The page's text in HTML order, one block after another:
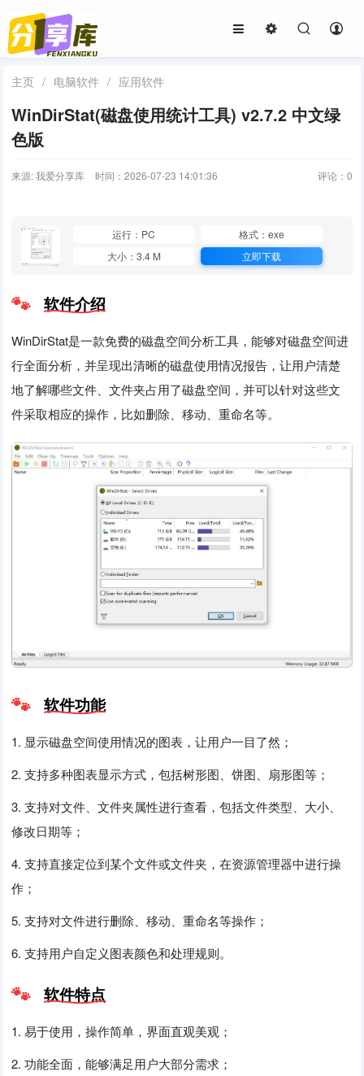
主页 / 电脑软件 / 应用软件
WinDirStat(磁盘使用统计工具) v2.7.2 中文绿
色版
来源: 我爱分享库 时间：2026-07-23 14:01:36 评论： 0
运行：PC
格式：exe
大小：3.4 M
立即下载
软件介绍
WinDirStat是一款免费的磁盘空间分析工具，能够对磁盘空间进
行全面分析，并呈现出清晰的磁盘使用情况报告，让用户清楚
地了解哪些文件、文件夹占用了磁盘空间，并可以针对这些文
件采取相应的操作，比如删除、移动、重命名等。
软件功能
1. 显示磁盘空间使用情况的图表，让用户一目了然；
2. 支持多种图表显示方式，包括树形图、饼图、扇形图等；
3. 支持对文件、文件夹属性进行查看，包括文件类型、大小、
修改日期等；
4. 支持直接定位到某个文件或文件夹，在资源管理器中进行操
作；
5. 支持对文件进行删除、移动、重命名等操作；
6. 支持用户自定义图表颜色和处理规则。
软件特点
1. 易于使用，操作简单，界面直观美观；
2. 功能全面，能够满足用户大部分需求；